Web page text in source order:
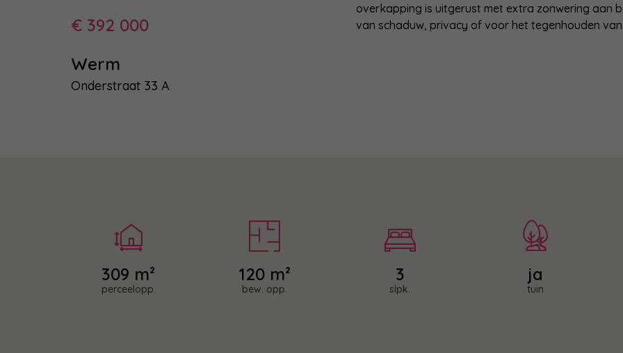
€ 392 000
Werm
Onderstraat 33 A
overkapping is uitgerust met extra zonwering aan
van schaduw, privacy of voor het tegenhouden van
309 m²
perceelopp.
120 m²
bew. opp.
3
slpk. tuin